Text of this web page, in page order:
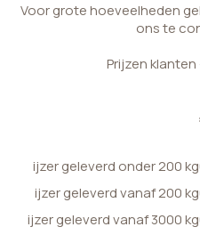
Voor grote hoeveelheden
ons te
Prijzen
ijzer geleverd onder 200 kg
ijzer geleverd vanaf 200 kg
ijzer geleverd vanaf 3000 kg